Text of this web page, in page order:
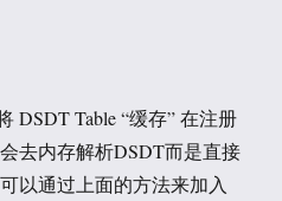
DSDT Table “缓存” 在注册
去内存解析DSDT而是直接
以通过上面的方法来加入